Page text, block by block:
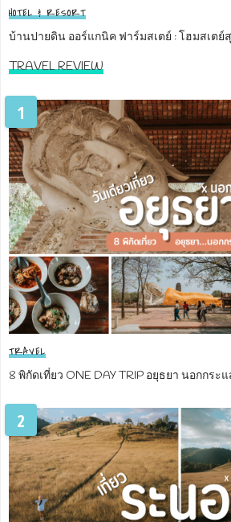
HOTEL & RESORT
บ้านปายดิน ออร์แกนิค ฟาร์มสเตย์ : โฮมสเต
TRAVEL REVIEW
1
TRAVEL
8 พิกัดเที่ยว ONE DAY TRIP อยุธยา นอกกระ
2